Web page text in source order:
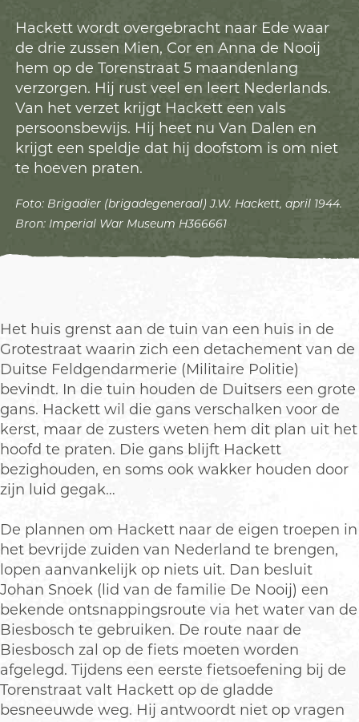
Hackett wordt overgebracht naar Ede waar
de drie zussen Mien, Cor en Anna de Nooij
hem op de Torenstraat 5 maandenlang
verzorgen. Hij rust veel en leert Nederlands.
Van het verzet krijgt Hackett een vals
persoonsbewijs. Hij heet nu Van Dalen en
krijgt een speldje dat hij doofstom is om niet
te hoeven praten.
Foto: Brigadier (brigadegeneraal) J.W. Hackett, april 1944.
Bron: Imperial War Museum H366661
Het huis grenst aan de tuin van een huis in de
Grotestraat waarin zich een detachement van de
Duitse Feldgendarmerie (Militaire Politie)
bevindt. In die tuin houden de Duitsers een grote
gans. Hackett wil die gans verschalken voor de
kerst, maar de zusters weten hem dit plan uit het
hoofd te praten. Die gans blijft Hackett
bezighouden, en soms ook wakker houden door
zijn luid gegak…
De plannen om Hackett naar de eigen troepen in
het bevrijde zuiden van Nederland te brengen,
lopen aanvankelijk op niets uit. Dan besluit
Johan Snoek (lid van de familie De Nooij) een
bekende ontsnappingsroute via het water van de
Biesbosch te gebruiken. De route naar de
Biesbosch zal op de fiets moeten worden
afgelegd. Tijdens een eerste fietsoefening bij de
Torenstraat valt Hackett op de gladde
besneeuwde weg. Hij antwoordt niet op vragen